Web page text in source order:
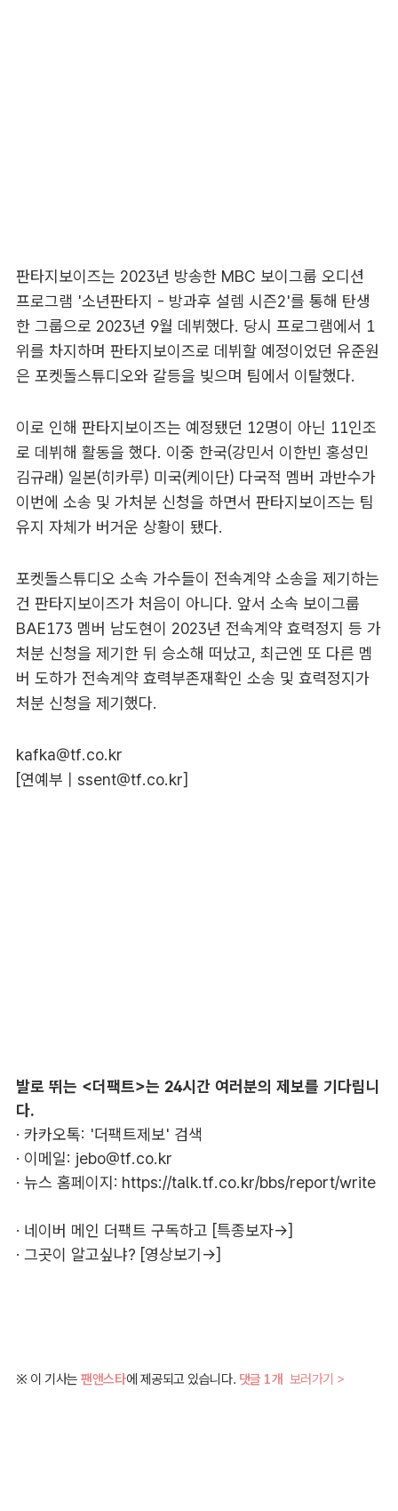
판타지보이즈는 2023년 방송한 MBC 보이그룹 오디션
프로그램 '소년판타지 - 방과후 설렘 시즌2'를 통해 탄생
한 그룹으로 2023년 9월 데뷔했다. 당시 프로그램에서 1
위를 차지하며 판타지보이즈로 데뷔할 예정이었던 유준원
은 포켓돌스튜디오와 갈등을 빚으며 팀에서 이탈했다.
이로 인해 판타지보이즈는 예정됐던 12명이 아닌 11인조
로 데뷔해 활동을 했다. 이중 한국(강민서 이한빈 홍성민
김규래) 일본(히카루) 미국(케이단) 다국적 멤버 과반수가
이번에 소송 및 가처분 신청을 하면서 판타지보이즈는 팀
유지 자체가 버거운 상황이 됐다.
포켓돌스튜디오 소속 가수들이 전속계약 소송을 제기하는
건 판타지보이즈가 처음이 아니다. 앞서 소속 보이그룹
BAE173 멤버 남도현이 2023년 전속계약 효력정지 등 가
처분 신청을 제기한 뒤 승소해 떠났고, 최근엔 또 다른 멤
버 도하가 전속계약 효력부존재확인 소송 및 효력정지가
처분 신청을 제기했다.
kafka@tf.co.kr
[연예부 | ssent@tf.co.kr]
발로 뛰는 <더팩트>는 24시간 여러분의 제보를 기다립니
다.
· 카카오톡: '더팩트제보' 검색
· 이메일: jebo@tf.co.kr
· 뉴스 홈페이지: https://talk.tf.co.kr/bbs/report/write
· 네이버 메인 더팩트 구독하고 [특종보자→]
· 그곳이 알고싶냐? [영상보기→]
※ 이 기사는팬앤스타에 제공되고 있습니다. 댓글 1개 보러가기 >